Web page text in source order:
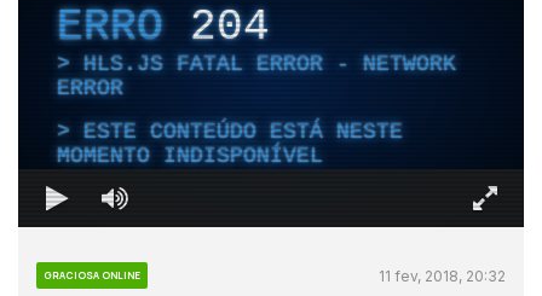
ERRO204
HLS.JS FATAL ERROR - NETWORK
ERROR
ESTE CONTEÚDO ESTÁ NESTE
MOMENTO INDISPONÍVEL
GRACIOSA ONLINE 11 fev, 2018, 20:32